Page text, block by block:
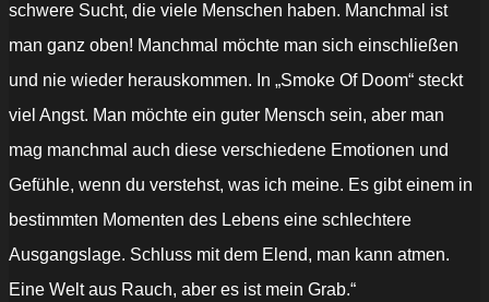
schwere Sucht, die viele Menschen haben. Manchmal ist
man ganz oben! Manchmal möchte man sich einschließen
und nie wieder herauskommen. In „Smoke Of Doom“ steckt
viel Angst. Man möchte ein guter Mensch sein, aber man
mag manchmal auch diese verschiedene Emotionen und
Gefühle, wenn du verstehst, was ich meine. Es gibt einem in
bestimmten Momenten des Lebens eine schlechtere
Ausgangslage. Schluss mit dem Elend, man kann atmen.
Eine Welt aus Rauch, aber es ist mein Grab.“